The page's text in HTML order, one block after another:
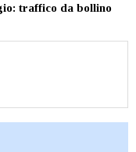
traffico da bollino